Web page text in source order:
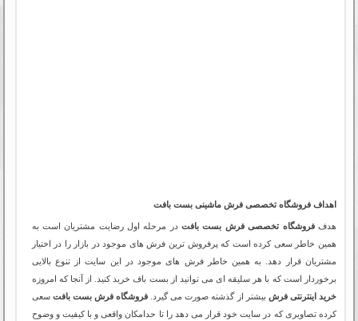
اهداف فروشگاه تخصصی فرش ماشینی بست بافت
هدف فروشگاه تخصصی فرش بست بافتدر مرحله اول رضایت مشتریان است به
همین خاطر سعی کرده است که پرفروش ترین فرش های موجود در بازار را در اختیار
مشتریان قرار دهد. به همین خاطر فرش های موجود در این سایت از تنوع بالایی
برخوردار است که با هر سلیقه ای می توانید از بست باف خرید کنید. از آنجا که امروزه
خرید اینترنتی فرش بیشتر از گذشته صورت می گیرد. فروشگاه فرش بست بافت سعی
کرده تصاویری که در سایت خود قرار می دهد را تا حدامکان واقعی و با کیفیت و وضوح